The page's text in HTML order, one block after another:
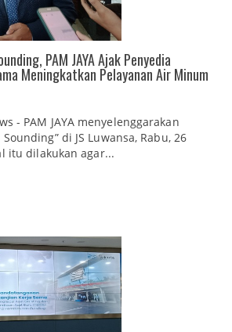
PAM JAYA Ajak Penyedia
Meningkatkan Pelayanan Air Minum
- PAM JAYA menyelenggarakan
di JS Luwansa, Rabu, 26
itu dilakukan agar...